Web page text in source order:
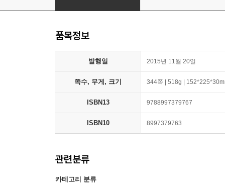
품목정보
발행일 2015년 11월 20일
쪽수, 무게, 크기 344쪽 | 518g |
ISBN13 9788997379767
ISBN10 8997379763
관련분류
카테고리 분류